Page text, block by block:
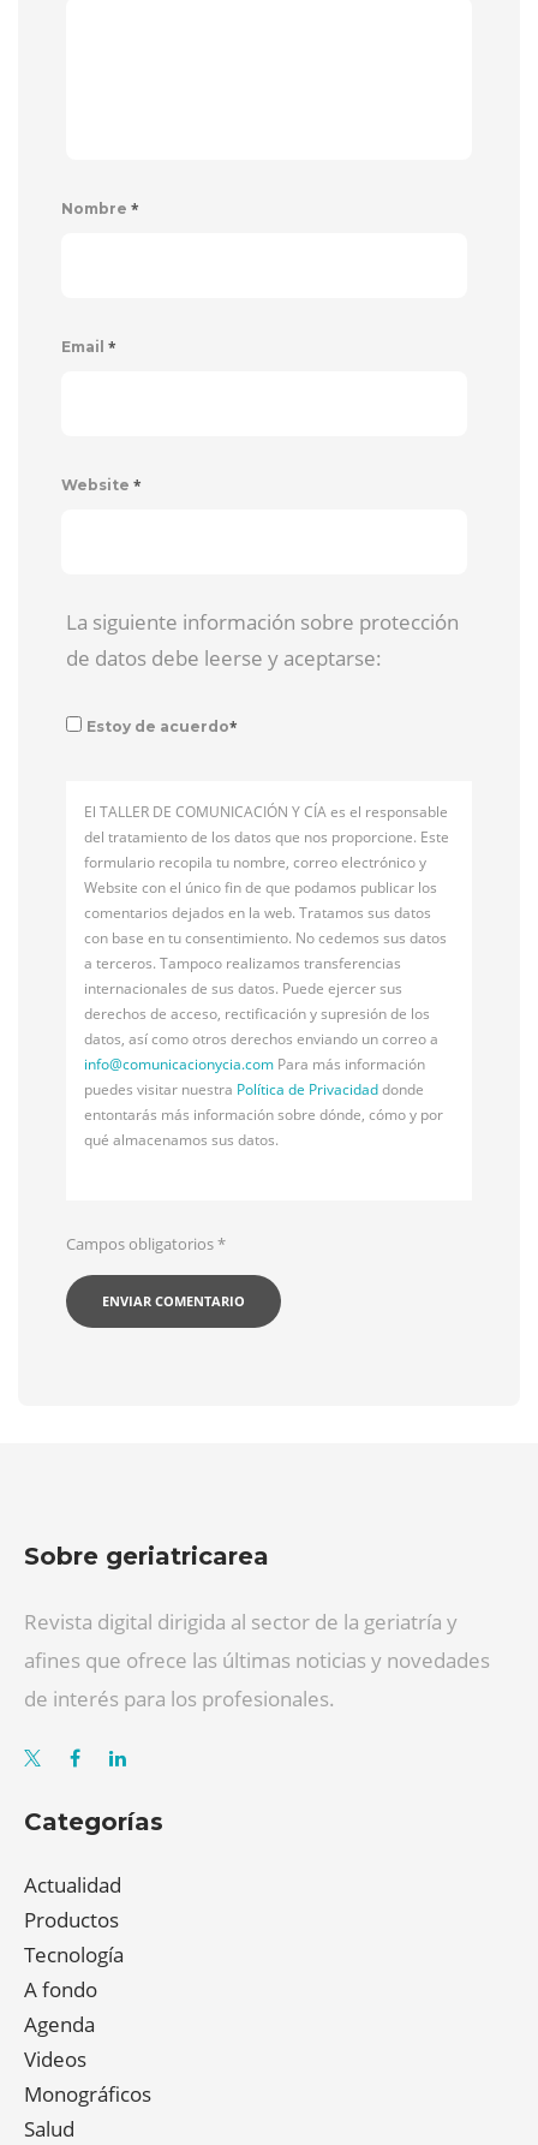
Nombre *
Email *
Website *
La siguiente información sobre protección
de datos debe leerse y aceptarse:
Estoy de acuerdo*
El TALLER DE COMUNICACIÓN Y CÍA es el responsable
del tratamiento de los datos que nos proporcione. Este
formulario recopila tu nombre, correo electrónico y
Website con el único fin de que podamos publicar los
comentarios dejados en la web. Tratamos sus datos
con base en tu consentimiento. No cedemos sus datos
a terceros. Tampoco realizamos transferencias
internacionales de sus datos. Puede ejercer sus
derechos de acceso, rectificación y supresión de los
datos, así como otros derechos enviando un correo a
info@comunicacionycia.com Para más información
puedes visitar nuestra Política de Privacidaddonde
entontarás más información sobre dónde, cómo y por
qué almacenamos sus datos.
Campos obligatorios*
Sobre geriatricarea
Revista digital dirigida al sector de la geriatría y
afines que ofrece las últimas noticias y novedades
de interés para los profesionales.
Categorías
Actualidad
Productos
Tecnología
A fondo
Agenda
Videos
Monográficos
Salud